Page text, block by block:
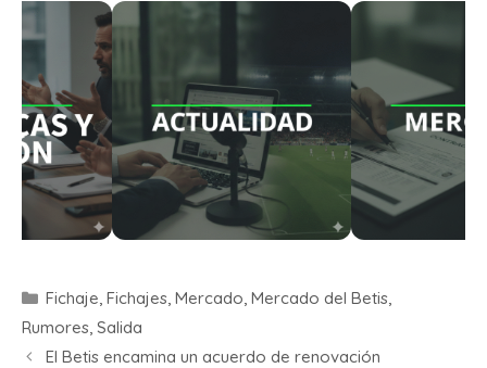
Fichaje Fichajes Mercado Mercado del Betis
Rumores Salida
El Betis encamina un acuerdo de renovación